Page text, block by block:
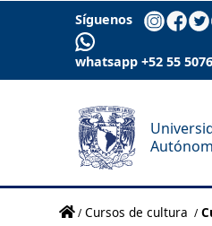
Síguenos
whatsapp +52 55
Cursos de cultura